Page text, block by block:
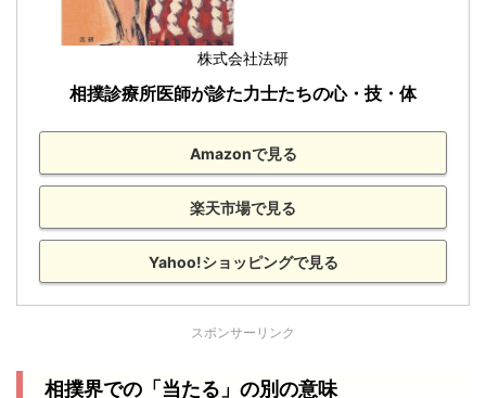
株式会社法研
相撲診療所医師が診た力士たちの心・技・体
Amazonで見る
楽天市場で見る
Yahoo!ショッピングで見る
スポンサーリンク
相撲界での「当たる」の別の意味